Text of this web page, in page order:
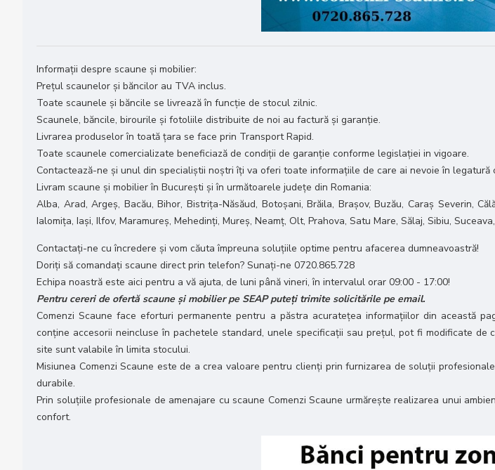
Informații despre scaune și mobilier:
Prețul scaunelor și băncilor au TVA inclus.
Toate scaunele și băncile se livrează în funcție de stocul zilnic.
Scaunele, băncile, birourile și fotoliile distribuite de noi au factură și garanție.
Livrarea produselor în toată țara se face prin Transport Rapid.
Toate scaunele comercializate beneficiază de condiții de garanție conforme legislației in vigoare.
Contactează-ne și unul din specialiștii noștri îți va oferi toate informațiile de care ai nevoie în
Livram scaune și mobilier în București și în următoarele județe din Romania:
Alba, Arad, Argeș, Bacău, Bihor, Bistrița-Năsăud, Botoșani, Brăila, Brașov, Buzău, Caraș Severin,
Ialomița, Iași, Ilfov, Maramureș, Mehedinți, Mureș, Neamț, Olt, Prahova, Satu Mare, Sălaj, Sibiu,
Contactați-ne cu încredere și vom căuta împreuna soluțiile optime pentru afacerea dumneavoastră!
Doriți să comandați scaune direct prin telefon? Sunați-ne 0720.865.728
Echipa noastră este aici pentru a vă ajuta, de luni până vineri, în intervalul orar 09:00 - 17:00!
Pentru cereri de ofertă scaune și mobilier pe SEAP puteți trimite solicitările pe email.
Comenzi Scaune face eforturi permanente pentru a păstra acuratețea informațiilor din această
conține accesorii neincluse în pachetele standard, unele specificații sau prețul, pot fi modificate
site sunt valabile în limita stocului.
Misiunea Comenzi Scaune este de a crea valoare pentru clienţi prin furnizarea de soluții
durabile.
Prin soluțiile profesionale de amenajare cu scaune Comenzi Scaune urmărește realizarea unui
confort.